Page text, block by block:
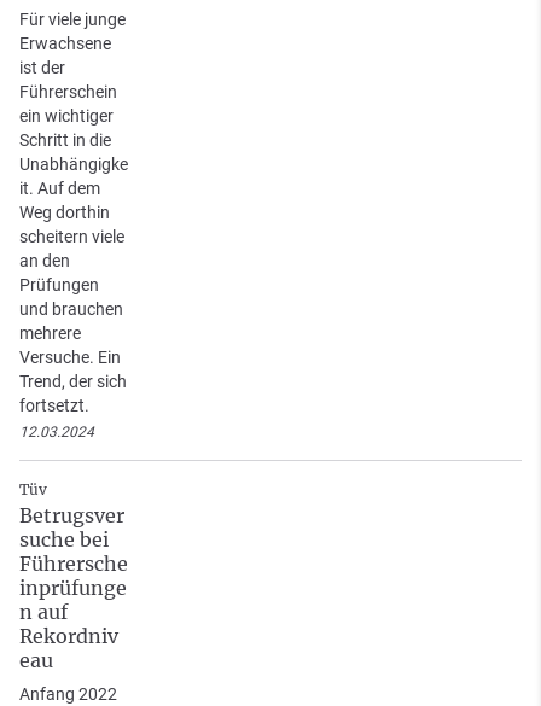
Für viele junge
Erwachsene
ist der
Führerschein
ein wichtiger
Schritt in die
Unabhängigke
it. Auf dem
Weg dorthin
scheitern viele
an den
Prüfungen
und brauchen
mehrere
Versuche. Ein
Trend, der sich
fortsetzt.
12.03.2024
Tüv
Betrugsver
suche bei
Führersche
inprüfunge
n auf
Rekordniv
eau
Anfang 2022